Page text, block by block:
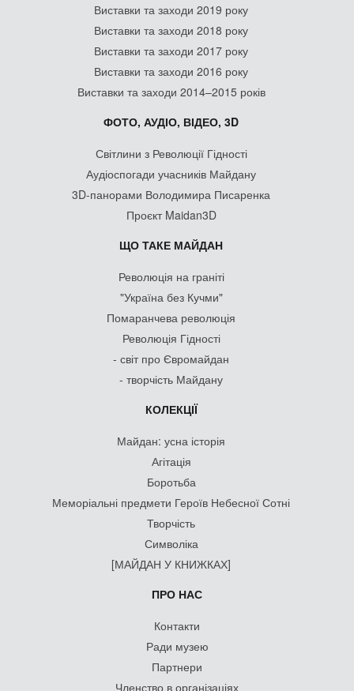
Виставки та заходи 2019 року
Виставки та заходи 2018 року
Виставки та заходи 2017 року
Виставки та заходи 2016 року
Виставки та заходи 2014–2015 років
ФОТО, АУДІО, ВІДЕО, 3D
Світлини з Революції Гідності
Аудіоспогади учасників Майдану
3D-панорами Володимира Писаренка
Проєкт Maidan3D
ЩО ТАКЕ МАЙДАН
Революція на граніті
"Україна без Кучми"
Помаранчева революція
Революція Гідності
- світ про Євромайдан
- творчість Майдану
КОЛЕКЦІЇ
Майдан: усна історія
Агітація
Боротьба
Меморіальні предмети Героїв Небесної Сотні
Творчість
Символіка
[МАЙДАН У КНИЖКАХ]
ПРО НАС
Контакти
Ради музею
Партнери
Членство в організаціях